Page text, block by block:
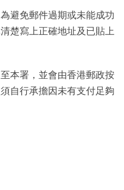
避免郵件過期或未能成功
楚寫上正確地址及已貼上
本署，並會由香港郵政按
自行承擔因未有支付足夠